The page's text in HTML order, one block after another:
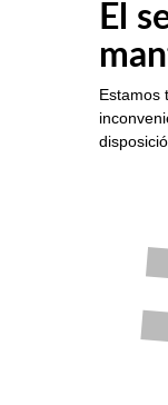
El
Estamos